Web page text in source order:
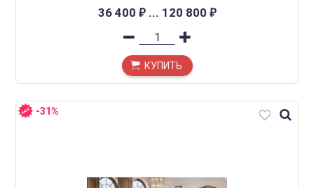
36 400 ₽... 120 800 ₽
КУПИТЬ
-31%